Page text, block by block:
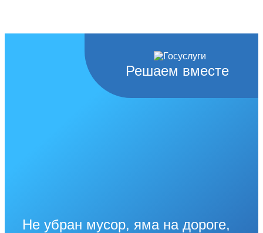
Решаем вместе
Не убран мусор, яма на дороге,